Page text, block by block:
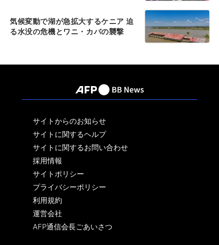
気候変動で湖が急拡大するケニア 迫
る水没の危機とワニ・カバの襲撃
サイトからのお知らせ
サイトに関するヘルプ
サイトに関するお問い合わせ
採用情報
サイトポリシー
プライバシーポリシー
利用規約
運営会社
AFP通信会長ごあいさつ